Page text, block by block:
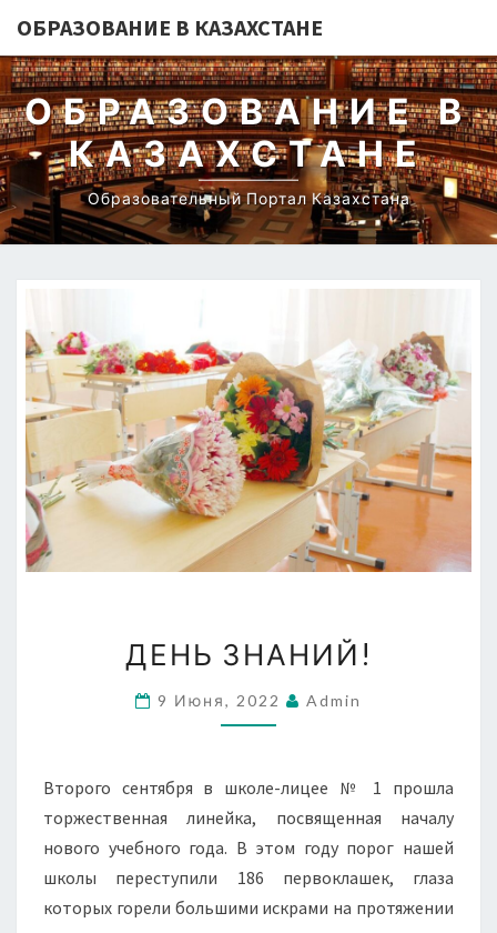
ОБРАЗОВАНИЕ В КАЗАХСТАНЕ
ОБРАЗОВАНИЕ В
КАЗАХСТАНЕ
Образовательный Портал Казахстана
ЗНАНИЙ!
ДЕНЬ ЗНАНИЙ!
9 Июня, 2022 Admin
Второго сентября в школе-лицее № 1 прошла
торжественная линейка, посвященная началу
нового учебного года. В этом году порог нашей
школы переступили 186 первоклашек, глаза
которых горели большими искрами на протяжении